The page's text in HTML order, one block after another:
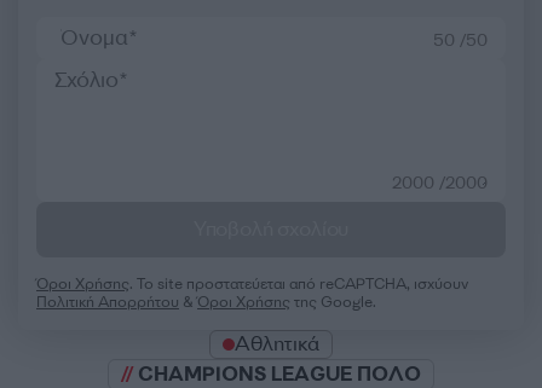
50 /50
2000 /2000
Όροι Χρήσης. Το site προστατεύεται από reCAPTCHA, ισχύουν
Πολιτική Απορρήτου &Όροι Χρήσης της Google.
Αθλητικά
CHAMPIONS LEAGUE ΠΟΛΟ